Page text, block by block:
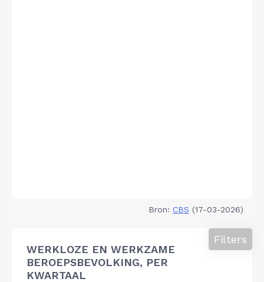
Bron: CBS (17-03-2026)
WERKLOZE EN WERKZAME
BEROEPSBEVOLKING, PER
KWARTAAL
Filters